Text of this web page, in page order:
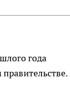
года